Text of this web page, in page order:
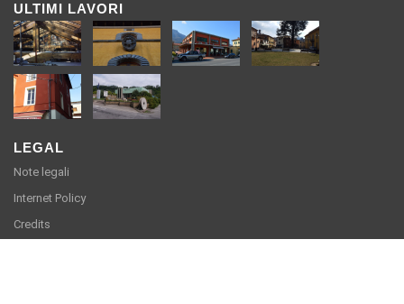
ULTIMI LAVORI
LEGAL
Note legali
Internet Policy
Credits